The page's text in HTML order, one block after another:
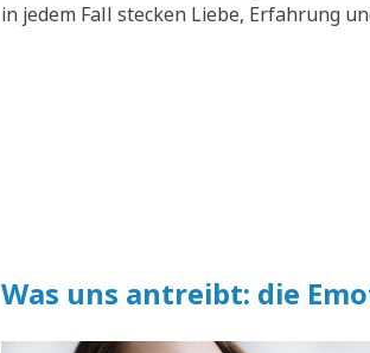
in jedem Fall stecken Liebe, Erfahrung
Was uns antreibt: die